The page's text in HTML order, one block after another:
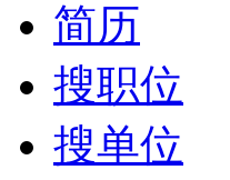
简历
搜职位
搜单位